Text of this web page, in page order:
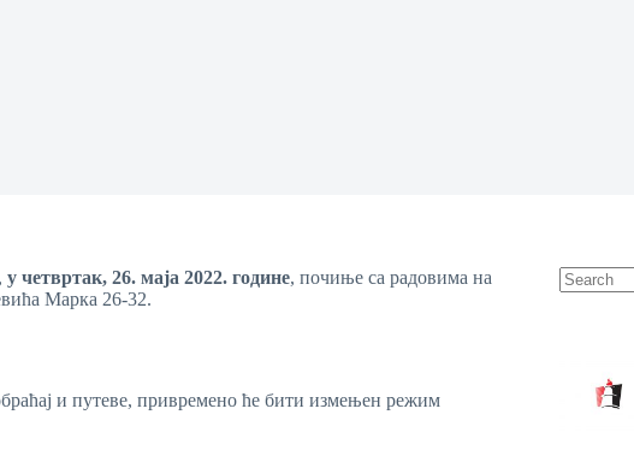
у четвртак, 26. маја 2022. године, почиње са радовима на
Марка 26-32.
и путеве, привремено ће бити измењен режим